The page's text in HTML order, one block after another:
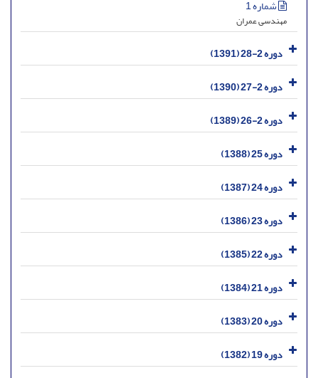
شماره 1
مهندسی عمران
دوره 2-28 (1391)
دوره 2-27 (1390)
دوره 2-26 (1389)
دوره 25 (1388)
دوره 24 (1387)
دوره 23 (1386)
دوره 22 (1385)
دوره 21 (1384)
دوره 20 (1383)
دوره 19 (1382)